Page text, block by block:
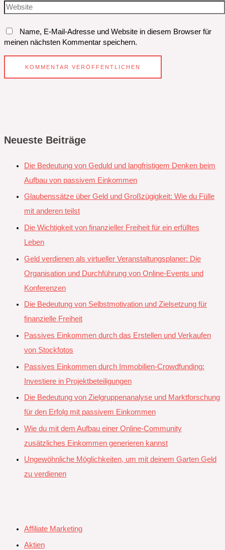
Name, E-Mail-Adresse und Website in diesem Browser für
meinen nächsten Kommentar speichern.
Neueste Beiträge
Die Bedeutung von Geduld und langfristigem Denken beim
Aufbau von passivem Einkommen
Glaubenssätze über Geld und Großzügigkeit: Wie du Fülle
mit anderen teilst
Die Wichtigkeit von finanzieller Freiheit für ein erfülltes
Leben
Geld verdienen als virtueller Veranstaltungsplaner: Die
Organisation und Durchführung von Online-Events und
Konferenzen
Die Bedeutung von Selbstmotivation und Zielsetzung für
finanzielle Freiheit
Passives Einkommen durch das Erstellen und Verkaufen
von Stockfotos
Passives Einkommen durch Immobilien-Crowdfunding:
Investiere in Projektbeteiligungen
Die Bedeutung von Zielgruppenanalyse und Marktforschung
für den Erfolg mit passivem Einkommen
Wie du mit dem Aufbau einer Online-Community
zusätzliches Einkommen generieren kannst
Ungewöhnliche Möglichkeiten, um mit deinem Garten Geld
zu verdienen
Affiliate Marketing
Aktien